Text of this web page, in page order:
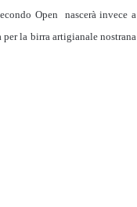
Open nascerà invece a
per la birra artigianale nostrana